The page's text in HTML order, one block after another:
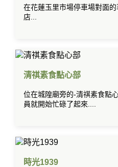
在花蓮玉里市場停車場對面
店...
清祺素食點心部
位在城隍廟旁的-清祺素食點
員就開始忙碌了起來....
時光1939